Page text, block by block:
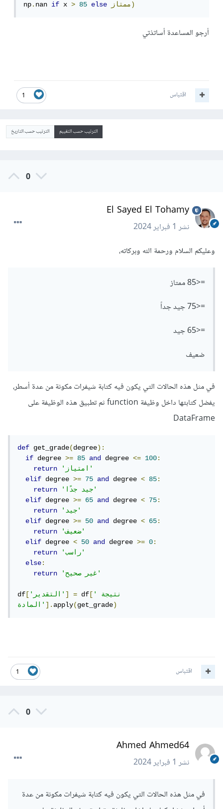
np.nan if x > 85 else ممتاز)
أرجو المساعدة أساتذتي
1 اقتباس
الترتيب حسب التقييم الترتيب حسب التاريخ
0
El Sayed El Tohamy
نشر1 فبراير 2024
وعليكم السلام ورحمة الله وبركاته،
=<85 ممتاز
=<75 جيد جداً
=<65 جيد
ضعيف
في مثل هذه الحالات التي يكون فيه كتابة شيفرات مكونة من عدة أسطر،
يفضل كتابتها داخل وظيفة function ثم تطبيق هذه الوظيفة على
DataFrame
def get_grade(degree):
if degree >= 85 and degree <= 100:
return
'امتياز'
elif degree >= 75 and degree < 85:
return
'جيد جدًا'
elif degree >= 65 and degree < 75:
return
'جيد'
elif degree >= 50 and degree < 65:
return
'ضعيف'
elif degree < 50 and degree >= 0:
return
'راسب'
else:
return
'غير صحيح'
df [ 'التقدير'] = df ['نتيجة
المادة'].apply(get_grade)
1 اقتباس
0
Ahmed Ahmed64
نشر1 فبراير 2024
في مثل هذه الحالات التي يكون فيه كتابة شيفرات مكونة من عدة